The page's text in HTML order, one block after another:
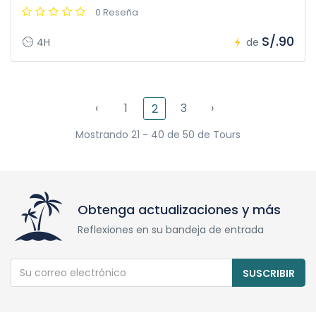
0 Reseña
4H de S/.90
‹ 1 2 3 ›
Mostrando 21 - 40 de 50 de Tours
Obtenga actualizaciones y más
Reflexiones en su bandeja de entrada
SUSCRIBIR